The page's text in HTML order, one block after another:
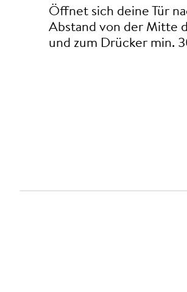
Öffnet sich deine Tür
Abstand von der Mitte
und zum Drücker min.